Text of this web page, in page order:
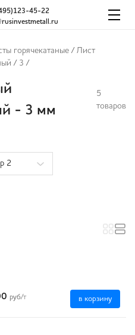
45-22
горячекатаные / Лист
/ 3 /
- 3 мм
5
товаров
2
руб/т в корзину